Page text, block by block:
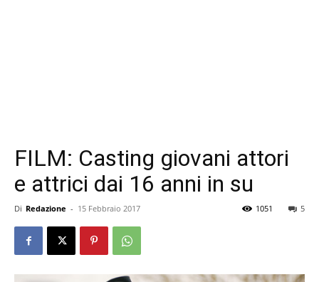
FILM: Casting giovani attori
e attrici dai 16 anni in su
Di Redazione - 15 Febbraio 2017 5
1051